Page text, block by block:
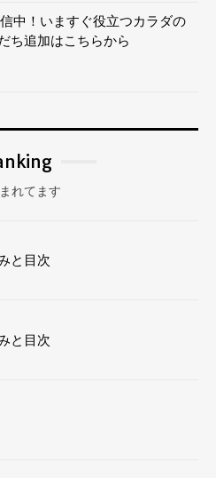
中！いますぐ役立つカラダの
ち追加はこちらから
れてます
と目次
と目次